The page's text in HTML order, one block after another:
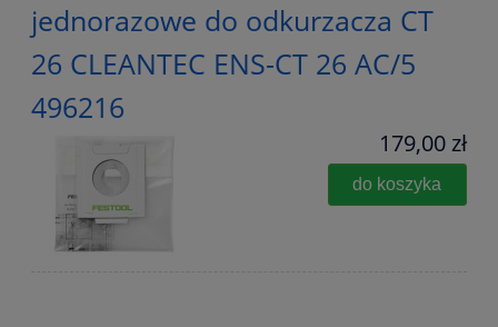
jednorazowe do odkurzacza CT
26 CLEANTEC ENS-CT 26 AC/5
496216
179,00 zł
do koszyka